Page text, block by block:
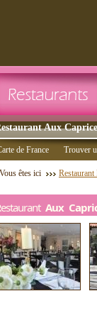
Aux
de France Trouver
Vous êtes ici Restaurant
Aux